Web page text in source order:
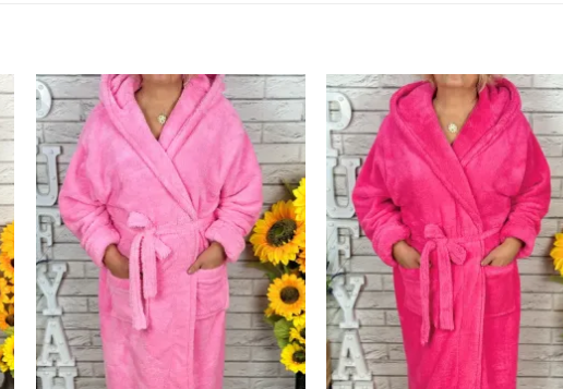
Adauga
la
favorite
la